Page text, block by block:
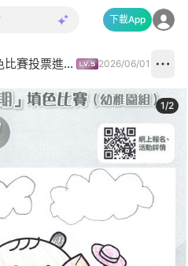
下載App
「我的Chill賞假期」填色比賽投票進行中✅ 2026/06/01
1/2